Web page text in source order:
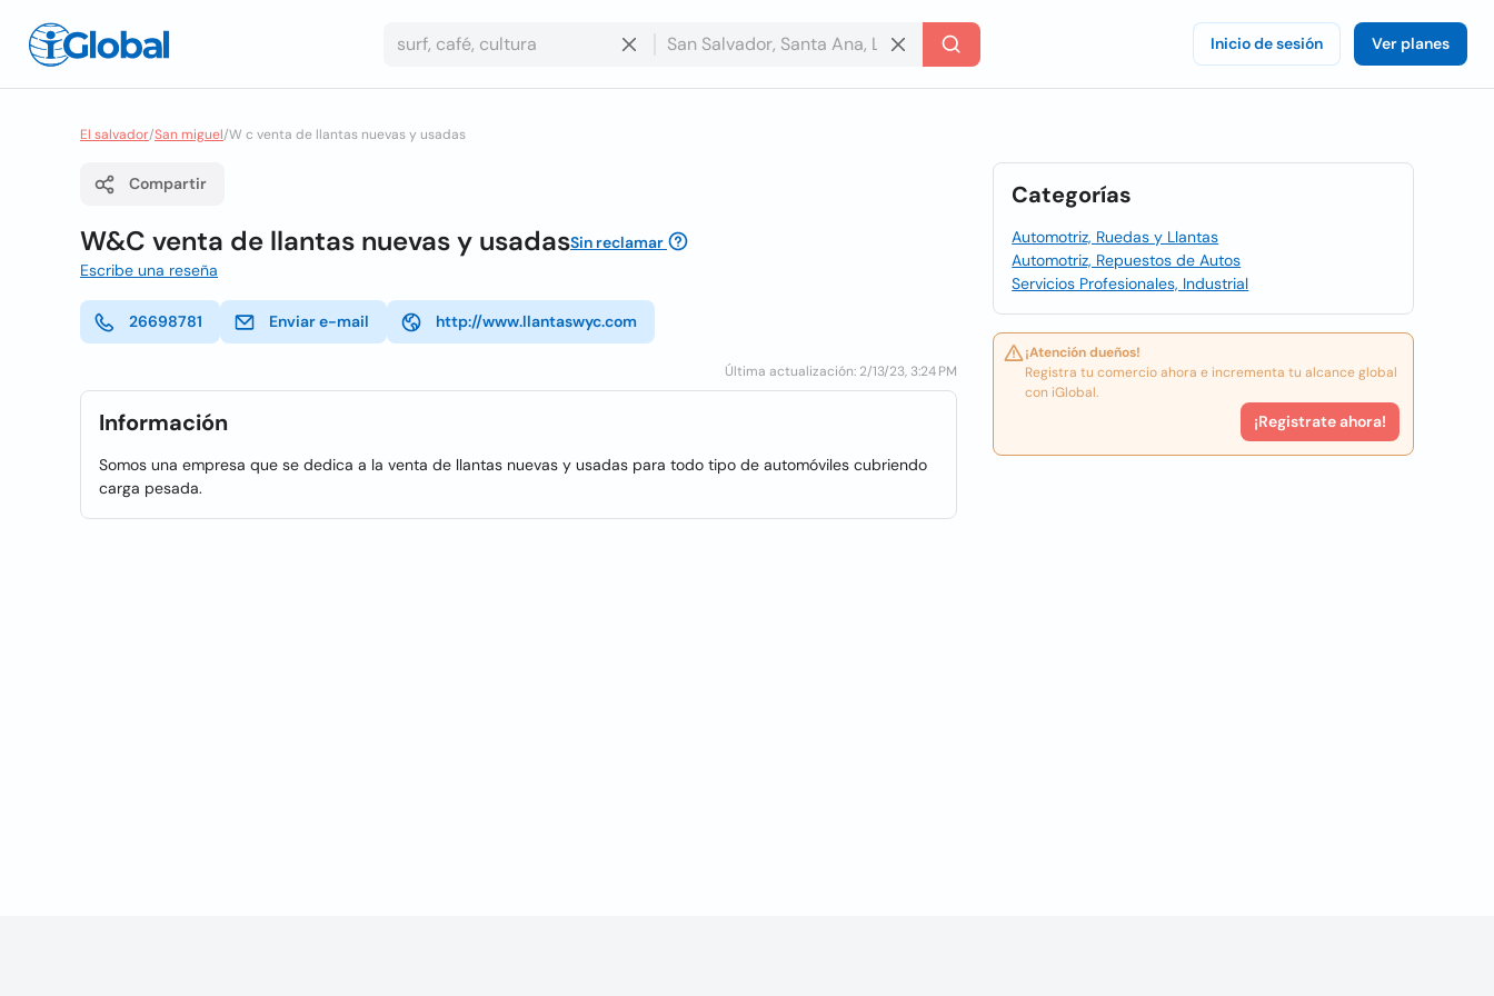
Inicio de sesión Ver planes
El salvador/San miguel/W c venta de llantas nuevas y usadas
Compartir
W&C venta de llantas nuevas y usadasSin reclamar
Escribe una reseña
26698781 Enviar e-mail http://www.llantaswyc.com
Última actualización: 2/13/23, 3:24 PM
Información
Somos una empresa que se dedica a la venta de llantas nuevas y usadas para todo tipo de automóviles cubriendo
carga pesada.
Categorías
Automotriz, Ruedas y Llantas
Automotriz, Repuestos de Autos
Servicios Profesionales, Industrial
¡Atención dueños!
Registra tu comercio ahora e incrementa tu alcance global
con iGlobal.
¡Registrate ahora!